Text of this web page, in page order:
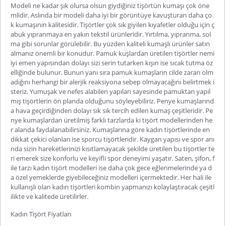
Modeli ne kadar şık olursa olsun giydiğiniz tişörtün kumaşı çok öne
mlidir. Aslında bir modeli daha iyi bir görüntüye kavuşturan daha ço
k kumaşının kalitesidir. Tişörtler çok sık giyilen kıyafetler olduğu için ç
abuk yıpranmaya en yakın tekstil ürünleridir. Yırtılma, yıpranma, sol
ma gibi sorunlar görülebilir. Bu yüzden kaliteli kumaşlı ürünler satın
almanız önemli bir konudur. Pamuk kuşlardan üretilen tişörtler nemi
iyi emen yapısından dolayı sizi serin tutarken kışın ise sıcak tutma öz
elliğinde bulunur. Bunun yanı sıra pamuk kumaşların cilde zararı olm
adığını herhangi bir alerjik reaksiyona sebep olmayacağını belirtmek i
steriz. Yumuşak ve nefes alabilen yapıları sayesinde pamuktan yapıl
mış tişörtlerin ön planda olduğunu söyleyebiliriz. Penye kumaşlarınd
a hava geçirdiğinden dolayı sık sık tercih edilen kumaş çeşitleridir. Pe
nye kumaşlardan üretilmiş farklı tarzlarda ki tişört modellerinden he
r alanda faydalanabilirsiniz. Kumaşlarına göre kadın tişörtlerinde en
dikkat çekici olanları ise sporcu tişörtleridir. Kaygan yapısı ve spor anı
nda sizin hareketlerinizi kısıtlamayacak şekilde üretilen bu tişörtler te
ri emerek size konforlu ve keyifli spor deneyimi yaşatır. Saten, şifon, f
ile tarzı kadın tişört modelleri ise daha çok gece eğlenmelerinde ya d
a özel yemeklerde giyebileceğiniz modelleri içermektedir. Her hali ile
kullanışlı olan kadın tişörtleri kombin yapmanızı kolaylaştıracak çeşitl
ilikte ve kalitede üretilirler.
Kadın Tişört Fiyatları